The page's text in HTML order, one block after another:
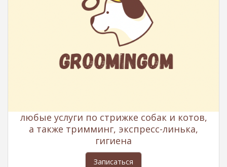
любые услуги по стрижке собак и котов,
а также тримминг, экспресс-линька,
гигиена
Записаться